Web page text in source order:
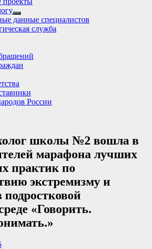
Show
sub
menu
данные специалистов
служба
России
школы №2 вошла в
марафона лучших
практик по
экстремизму и
подростковой
«Говорить.